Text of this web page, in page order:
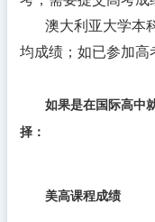
澳大利亚大学本
均成绩；如已参加高
如果是在国际高中
择：
美高课程成绩